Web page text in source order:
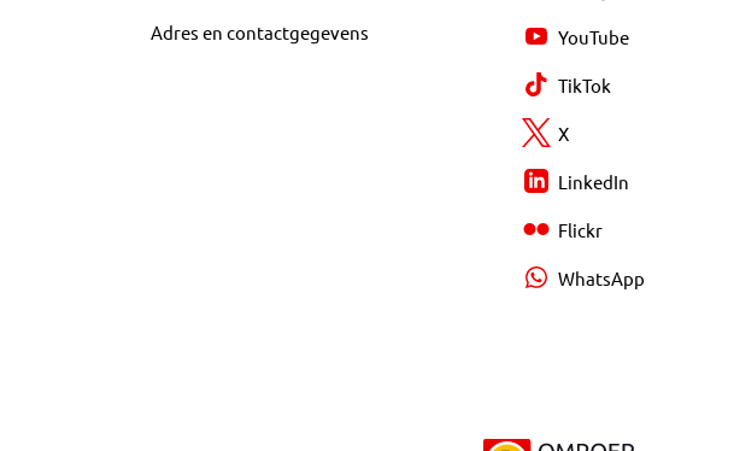
Adres en contactgegevens YouTube
TikTok
X
LinkedIn
Flickr
WhatsApp